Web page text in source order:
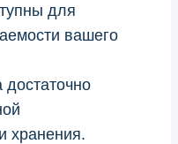
для
вашего
хранения.